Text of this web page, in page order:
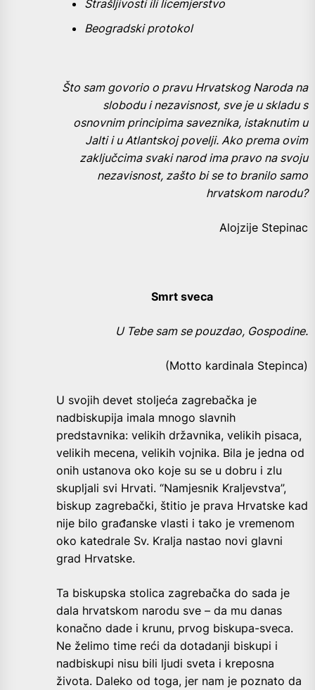
Strašljivosti ili licemjerstvo
Beogradski protokol
Što sam govorio o pravu Hrvatskog Naroda na
slobodu i nezavisnost, sve je u skladu s
osnovnim principima saveznika, istaknutim u
Jalti i u Atlantskoj povelji. Ako prema ovim
zaključcima svaki narod ima pravo na svoju
nezavisnost, zašto bi se to branilo samo
hrvatskom narodu?
Alojzije Stepinac
Smrt sveca
U Tebe sam se pouzdao, Gospodine.
(Motto kardinala Stepinca)
U svojih devet stoljeća zagrebačka je
nadbiskupija imala mnogo slavnih
predstavnika: velikih državnika, velikih pisaca,
velikih mecena, velikih vojnika. Bila je jedna od
onih ustanova oko koje su se u dobru i zlu
skupljali svi Hrvati. “Namjesnik Kraljevstva”,
biskup zagrebački, štitio je prava Hrvatske kad
nije bilo građanske vlasti i tako je vremenom
oko katedrale Sv. Kralja nastao novi glavni
grad Hrvatske.
Ta biskupska stolica zagrebačka do sada je
dala hrvatskom narodu sve – da mu danas
konačno dade i krunu, prvog biskupa-sveca.
Ne želimo time reći da dotadanji biskupi i
nadbiskupi nisu bili ljudi sveta i kreposna
života. Daleko od toga, jer nam je poznato da